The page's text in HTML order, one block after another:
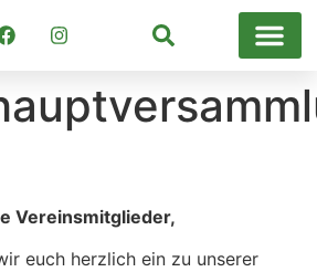
Suchen
Vereinsmitglieder,
euch herzlich ein zu unserer